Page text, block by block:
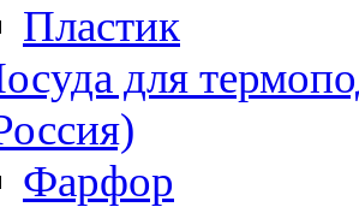
Пластик
для
Фарфор